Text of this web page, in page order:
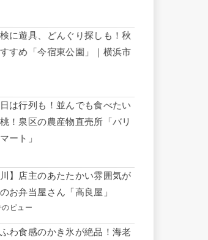
に遊具、どんぐり探しも！秋
すめ「今宿東公園」｜横浜市
は行列も！並んでも食べたい
！泉区の農産物直売所「バリ
ート」
川】店主のあたたかい雰囲気が
お弁当屋さん「高良屋」
ビュー
わ食感のかき氷が絶品！海老